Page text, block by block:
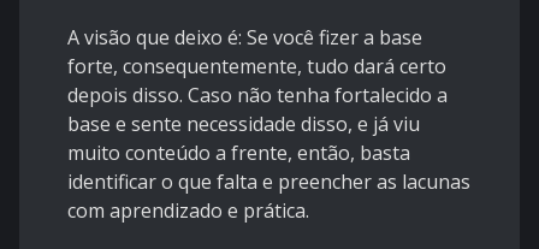
A visão que deixo é: Se você fizer a base
forte, consequentemente, tudo dará certo
depois disso. Caso não tenha fortalecido a
base e sente necessidade disso, e já viu
muito conteúdo a frente, então, basta
identificar o que falta e preencher as lacunas
com aprendizado e prática.